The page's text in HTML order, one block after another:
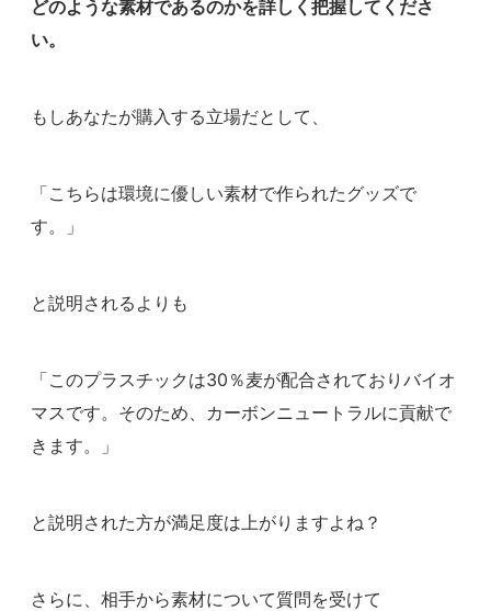
どのような素材であるのかを詳しく把握してくださ
い。
もしあなたが購入する立場だとして、
「こちらは環境に優しい素材で作られたグッズで
す。」
と説明されるよりも
「このプラスチックは30％麦が配合されておりバイオ
マスです。そのため、カーボンニュートラルに貢献で
きます。」
と説明された方が満足度は上がりますよね？
さらに、相手から素材について質問を受けて